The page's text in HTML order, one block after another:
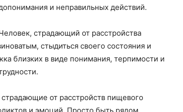
и неправильных действий.
страдающий от расстройства
стыдиться своего состояния и
близких в виде понимания, терпимости и
от расстройств пищевого